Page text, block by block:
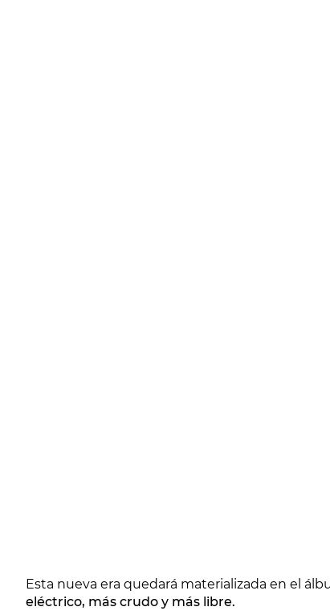
Esta nueva era quedará materializada en el
eléctrico, más crudo y más libre.